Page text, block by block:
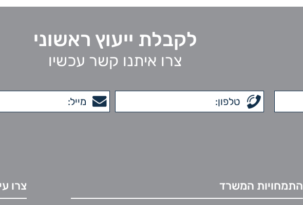
לקבלת ייעוץ ראשוני
צרו איתנו קשר עכשיו
התמחויות המשרד צרו